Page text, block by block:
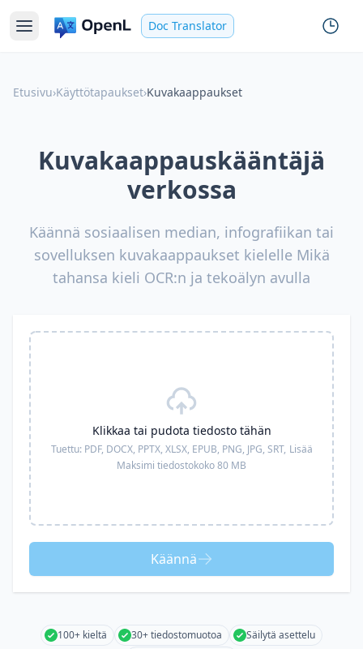
Doc Translator
Etusivu›Käyttötapaukset›Kuvakaappaukset
Kuvakaappauskääntäjä
verkossa
Käännä sosiaalisen median, infografiikan tai
sovelluksen kuvakaappaukset kielelle Mikä
tahansa kieli OCR:n ja tekoälyn avulla
Klikkaa tai pudota tiedosto tähän
Tuettu: PDF, DOCX, PPTX, XLSX, EPUB, PNG, JPG, SRT, Lisää
Maksimi tiedostokoko 80 MB
Käännä
100+ kieltä 30+ tiedostomuotoa
Säilytä asettelu